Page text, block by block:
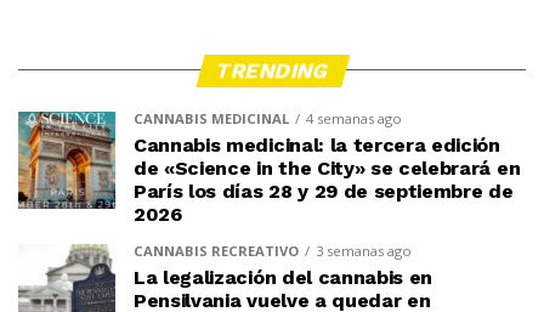
TRENDING
CANNABIS MEDICINAL 4 semanas ago
Cannabis medicinal: la tercera edición
de «Science in the City» se celebrará en
París los días 28 y 29 de septiembre de
2026
CANNABIS RECREATIVO 3 semanas ago
La legalización del cannabis en
Pensilvania vuelve a quedar en